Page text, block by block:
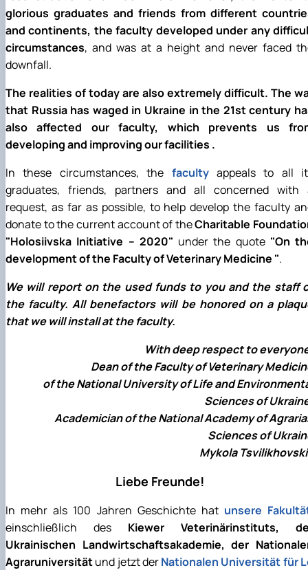
НОВИНИ
факультетом ветеринарної медицини …
Скринька довіри
Вступ 2022 рік
Вступ 2021 рік
Вступ 2020 рік
Вступ 2019 рік
glorious graduates and friends from different
and continents, the faculty developed under any
circumstances, and was at a height and never faced
downfall.
The realities of today are also extremely difficult. The
that Russia has waged in Ukraine in the 21st century
also affected our faculty, which prevents us
developing and improving our facilities .
In these circumstances, the facultyappeals to all
graduates, friends, partners and all concerned with
request, as far as possible, to help develop the faculty
donate to the current account of theCharitable
"Holosiivska Initiative – 2020" under the quote "On
development of the Faculty of Veterinary Medicine ".
We will report on the used funds to you and the staff
the faculty. All benefactors will be honored on a
that we will install at the faculty.
With deep respect to
Dean of the Faculty of Veterinary
of the National University of Life and
Sciences of
Academician of the National Academy of
Sciences of
Mykola
Liebe Freunde!
In mehr als 100 Jahren Geschichte hat unsere
einschließlich des Kiewer Veterinärinstituts,
Ukrainischen Landwirtschaftsakademie, der
Agraruniversitätund jetzt derNationalen Universität für